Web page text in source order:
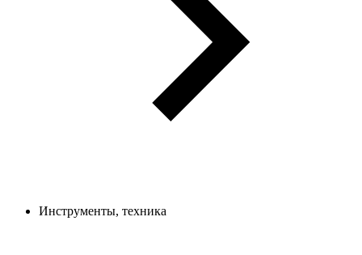
Инструменты, техника